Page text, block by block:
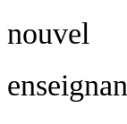
nouvel